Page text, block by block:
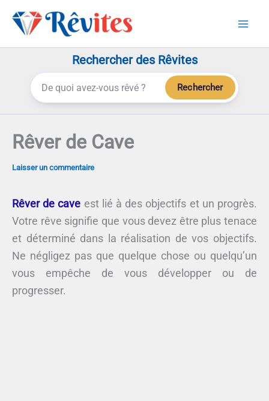
Rechercher des Rêvites
Rechercher
Rêver de Cave
Laisser un commentaire
Rêver de cave est lié à des objectifs et un progrès.
Votre rêve signifie que vous devez être plus tenace
et déterminé dans la réalisation de vos objectifs.
Ne négligez pas que quelque chose ou quelqu’un
vous empêche de vous développer ou de
progresser.